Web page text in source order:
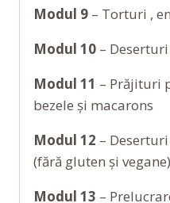
Modul 9 – Torturi ,
Modul 10 –
Modul 11 – Prăjituri
bezele și macarons
Modul 12 –
(fără gluten și vegane)
Modul 13 –